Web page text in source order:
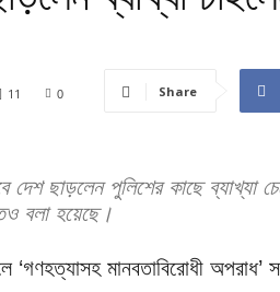
0
11 Share
দেশ ছাড়লেন পুলিশের কাছে ব্যাখ্যা
বলা হয়েছে।
মানবতাবিরোধী অপরাধ’